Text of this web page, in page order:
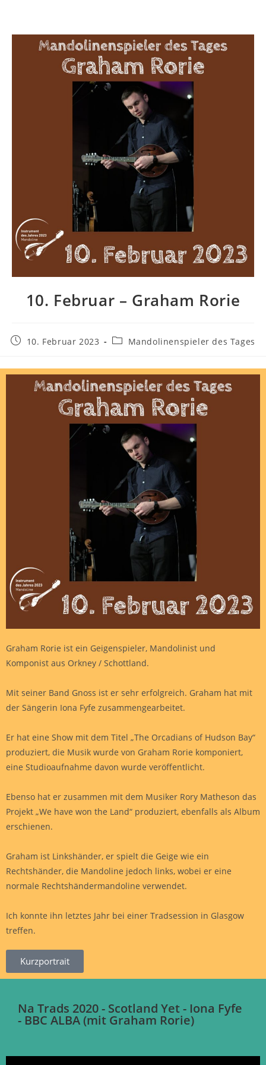
10. Februar – Graham Rorie
10. Februar 2023 Mandolinenspieler des Tages
Graham Rorie ist ein Geigenspieler, Mandolinist und
Komponist aus Orkney / Schottland.
Mit seiner Band Gnoss ist er sehr erfolgreich. Graham hat mit
der Sängerin Iona Fyfe zusammengearbeitet.
Er hat eine Show mit dem Titel „The Orcadians of Hudson Bay“
produziert, die Musik wurde von Graham Rorie komponiert,
eine Studioaufnahme davon wurde veröffentlicht.
Ebenso hat er zusammen mit dem Musiker Rory Matheson das
Projekt „We have won the Land“ produziert, ebenfalls als Album
erschienen.
Graham ist Linkshänder, er spielt die Geige wie ein
Rechtshänder, die Mandoline jedoch links, wobei er eine
normale Rechtshändermandoline verwendet.
Ich konnte ihn letztes Jahr bei einer Tradsession in Glasgow
treffen.
Kurzportrait
Na Trads 2020 - Scotland Yet - Iona Fyfe
- BBC ALBA (mit Graham Rorie)